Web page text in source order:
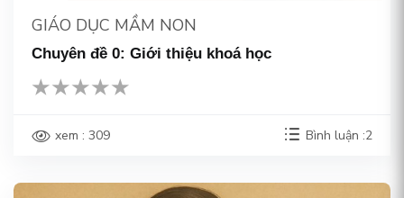
GIÁO DỤC MẦM NON
Chuyên đề 0: Giới thiệu khoá học
xem : 309 Bình luận :2